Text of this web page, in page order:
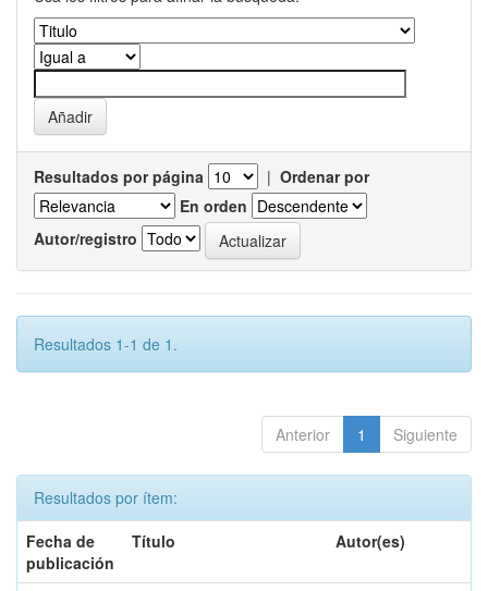
Resultados por página | Ordenar por
En orden
Autor/registro
Resultados 1-1 de 1.
Anterior 1 Siguiente
Resultados por ítem:
Fecha de
publicación
Título Autor(es)